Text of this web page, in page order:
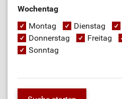
Wochentag
Montag
Dienstag
Donnerstag
Freitag
Sonntag